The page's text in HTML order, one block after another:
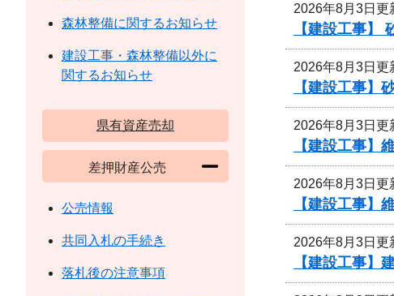
2026年8月3日更
【建設工事
2026年8月3日更
【建設工事
2026年8月3日更
【建設工事】
2026年8月3日更
【建設工事】
2026年8月3日更
【建設工事】
森林整備に関するお知らせ
建設工事・森林整備以外に
関するお知らせ
県有資産売却
差押財産公売
公売情報
共同入札の手続き
落札後の注意事項